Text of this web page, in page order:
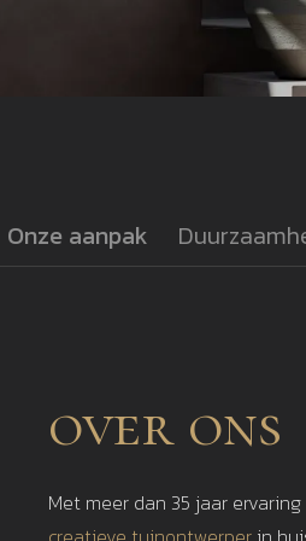
Onze aanpak
over ons
Met meer dan 35 jaar